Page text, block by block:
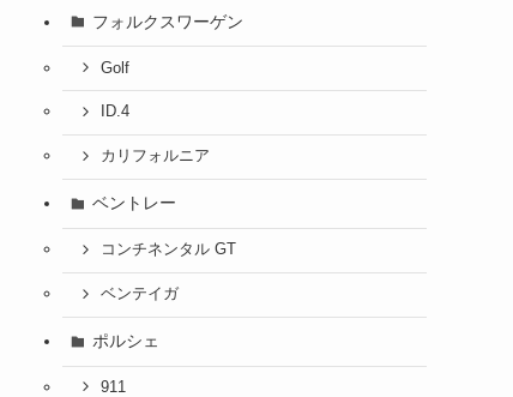
フォルクスワーゲン
Golf
ID.4
カリフォルニア
ベントレー
コンチネンタル GT
ベンテイガ
ポルシェ
911